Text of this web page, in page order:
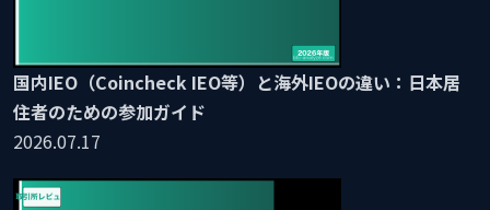
国内IEO（Coincheck IEO等）と海外IEOの違い：日本居
住者のための参加ガイド
2026.07.17